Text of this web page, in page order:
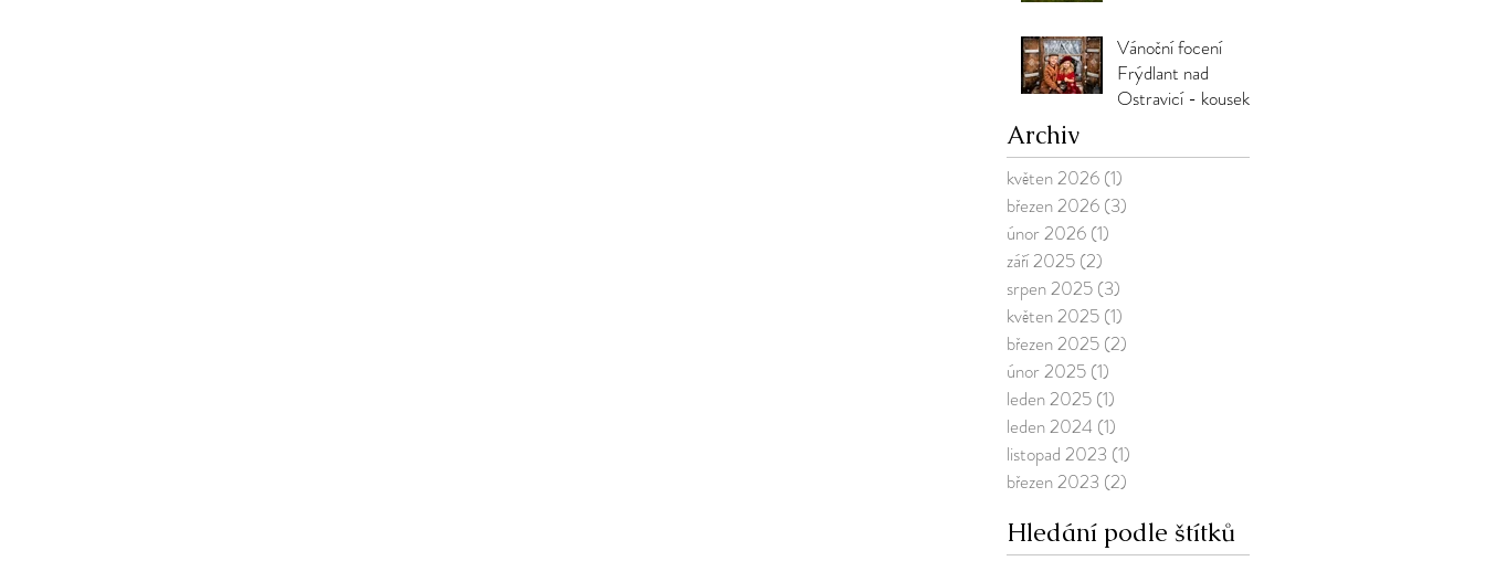
Vánoční focení
Frýdlant nad
Ostravicí - kousek
Archiv
květen 2026 (1)
březen 2026 (3)
únor 2026 (1)
září 2025 (2)
srpen 2025 (3)
květen 2025 (1)
březen 2025 (2)
únor 2025 (1)
leden 2025 (1)
leden 2024 (1)
listopad 2023 (1)
březen 2023 (2)
Hledání podle štítků